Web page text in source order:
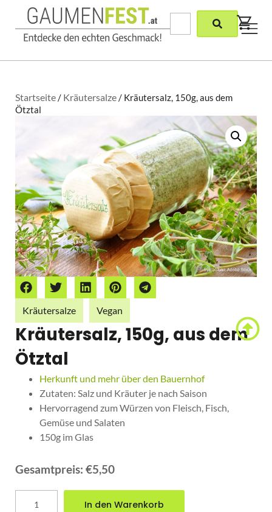
Startseite/ Kräutersalze/ Kräutersalz, 150g, aus dem
Ötztal
Kräutersalze Vegan
Kräutersalz, 150g, aus dem
Ötztal
Herkunft und mehr über den Bauernhof
Zutaten: Salz und Kräuter je nach Saison
Hervorragend zum Würzen von Fleisch, Fisch,
Gemüse und Salaten
150g im Glas
5,50
Gesamtpreis: €5,50
In den Warenkorb